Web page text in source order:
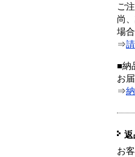
ご
尚
場
⇒
■納
お
⇒
返
お